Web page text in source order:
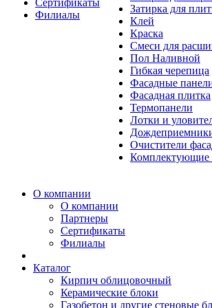
Сертификаты
Филиалы
Затирка для
Клей
Краска
Смеси для
Пол Наливной
Гибкая черепица
Фасадные
Фасадная плитка
Термопанели
Лотки и
Очистители
Комплектующие
О компании
О компании
Партнеры
Сертификаты
Филиалы
Каталог
Кирпич облицовочный
Керамические блоки
Газобетон и другие стеновые